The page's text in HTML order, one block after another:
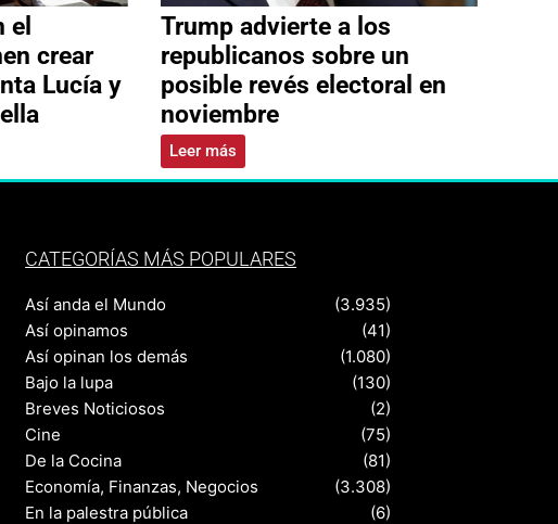
el
crear
Lucía y
Trump advierte a los
republicanos sobre un
posible revés electoral en
noviembre
Leer más
CATEGORÍAS MÁS POPULARES
Así anda el Mundo
(3.935)
Así opinamos
(41)
Así opinan los demás
(1.080)
Bajo la lupa
(130)
Breves Noticiosos
(2)
Cine
(75)
De la Cocina
(81)
Economía, Finanzas, Negocios
(3.308)
En la palestra pública
(6)